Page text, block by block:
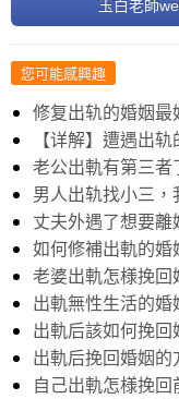
玉白老師
您可能感興趣
修复出轨的婚姻最
【详解】遭遇出
老公出軌有第三者
男人出轨找小三，
丈夫外遇了想要離
如何修補出軌的
老婆出軌怎様挽回
出軌無性生活的婚
出軌后該如何挽
出軌后挽回婚姻
自己出軌怎様挽回